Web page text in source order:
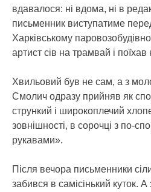
вдавалося: ні вдома, ні в
письменник виступатиме
Харківському
артист сів на трамвай і поїхав
Хвильовий був не сам, а з
Смолич одразу прийняв як
стрункий і широкоплечий
зовнішності, в сорочці з по-
рукавами».
Після вечора письменники
забився в самісінький куток.